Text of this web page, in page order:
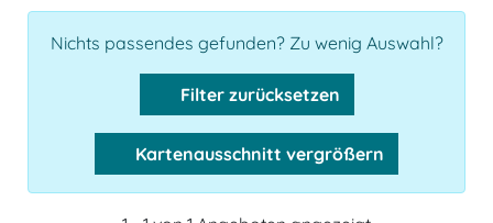
Nichts passendes gefunden? Zu wenig Auswahl?
Filter zurücksetzen
Kartenausschnitt vergrößern